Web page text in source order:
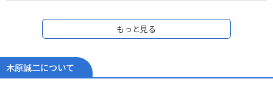
もっと見る
木原誠二について